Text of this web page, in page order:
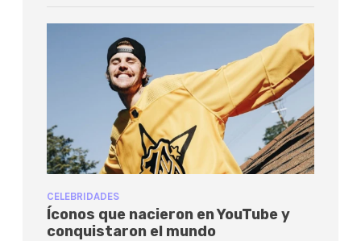
CELEBRIDADES
Íconos que nacieron en YouTube y
conquistaron el mundo